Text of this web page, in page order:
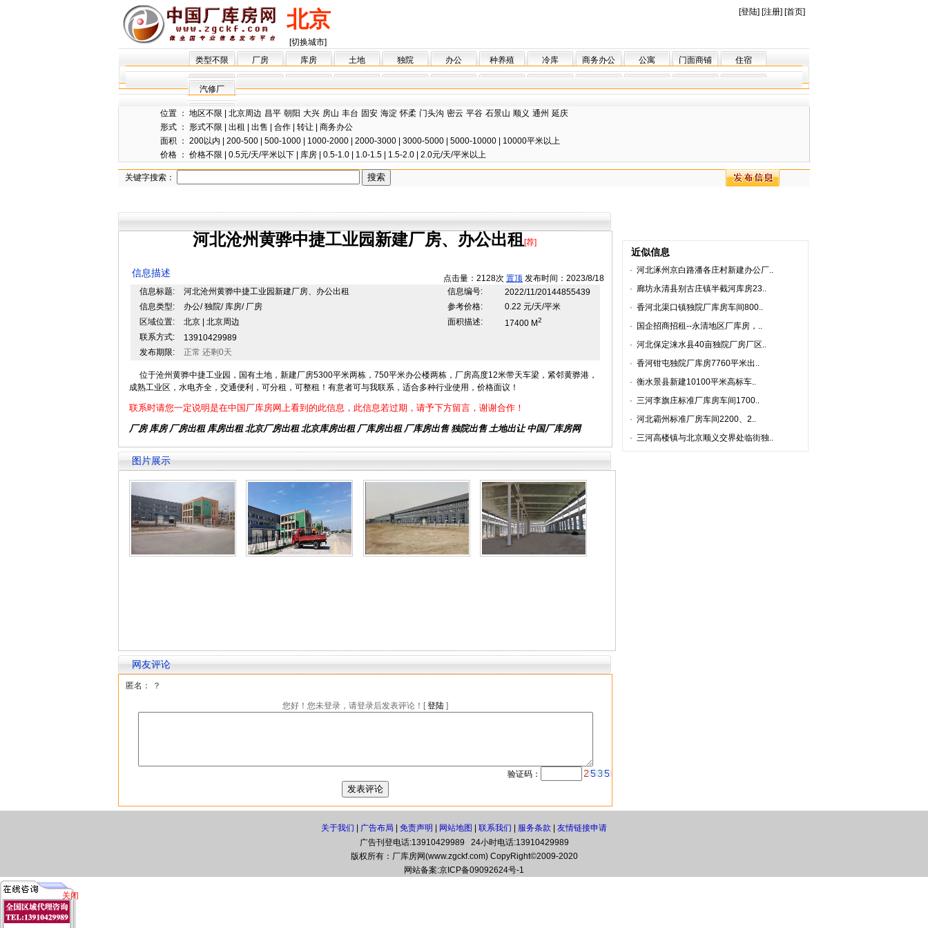
北京
[切换城市]
[登陆] [注册] [首页]
类型不限 厂房 库房 土地 独院 办公 种养殖 冷库 商务办公 公寓 门面商铺 住宿
汽修厂
位置 ： 地区不限 北京周边 昌平 朝阳 大兴 房山 丰台 固安 海淀 怀柔 门头沟 密云 平谷 石景山 顺义 通州 延庆
形式 ： 形式不限 出租 出售 合作 转让
商务办公
面积 ： 200以内 200-500 500-1000 1000-2000 2000-3000 3000-5000 5000-10000
10000平米以上
价格 ： 价格不限 0.5元/天/平米以下 库房 0.5-1.0 1.0-1.5 1.5-2.0 2.0元/天/平米以上
关键字搜索：
河北沧州黄骅中捷工业园新建厂房、办公出租 [荐]
点击量：2128次 置顶 发布时间：2023/8/18
信息描述
信息标题: 河北沧州黄骅中捷工业园新建厂房、办公出租 信息编号:
2022/11/20144855439
信息类型:
办公/ 独院/ 库房/ 厂房 参考价格:
0.22 元/天/平米
区域位置:
北京 | 北京周边 面积描述: 17400 M2
联系方式:
13910429989
发布期限:
正常 还剩0天
位于沧州黄骅中捷工业园，国有土地，新建厂房5300平米两栋，750平米办公楼两栋，厂房高度12米带天车梁，紧邻黄骅港，
成熟工业区，水电齐全，交通便利，可分租，可整租！有意者可与我联系，适合多种行业使用，价格面议！
联系时请您一定说明是在中国厂库房网上看到的此信息，此信息若过期，请予下方留言，谢谢合作！
厂房 库房 厂房出租 库房出租 北京厂房出租 北京库房出租 厂库房出租 厂库房出售 独院出售 土地出让 中国厂库房网
图片展示
网友评论
匿名： ？
您好！您未登录，请登录后发表评论！[登陆 ]
验证码：
近似信息
· 河北涿州京白路潘各庄村新建办公厂..
· 廊坊永清县别古庄镇半截河库房23..
· 香河北渠口镇独院厂库房车间800..
·
国企招商招租--永清地区厂库房，..
· 河北保定涞水县40亩独院厂房厂区..
· 香河钳屯独院厂库房7760平米出..
· 衡水景县新建10100平米高标车..
· 三河李旗庄标准厂库房车间1700..
· 河北霸州标准厂房车间2200、2..
· 三河高楼镇与北京顺义交界处临街独..
关于我们 广告布局 免责声明 网站地图 联系我们 服务条款
友情链接申请
广告刊登电话:13910429989 24小时电话:13910429989
版权所有：厂库房网(www.zgckf.com) CopyRight©2009-2020
网站备案:京ICP备09092624号-1
关闭